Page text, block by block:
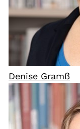
Denise Gramß